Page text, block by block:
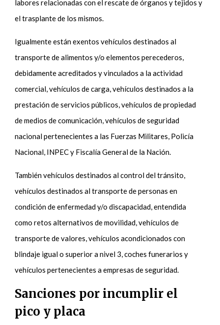
labores relacionadas con el rescate de órganos y tejidos y
el trasplante de los mismos.
Igualmente están exentos vehículos destinados al
transporte de alimentos y/o elementos perecederos,
debidamente acreditados y vinculados a la actividad
comercial, vehículos de carga, vehículos destinados a la
prestación de servicios públicos, vehículos de propiedad
de medios de comunicación, vehículos de seguridad
nacional pertenecientes a las Fuerzas Militares, Policía
Nacional, INPEC y Fiscalía General de la Nación.
También vehículos destinados al control del tránsito,
vehículos destinados al transporte de personas en
condición de enfermedad y/o discapacidad, entendida
como retos alternativos de movilidad, vehículos de
transporte de valores, vehículos acondicionados con
blindaje igual o superior a nivel 3, coches funerarios y
vehículos pertenecientes a empresas de seguridad.
Sanciones por incumplir el
pico y placa